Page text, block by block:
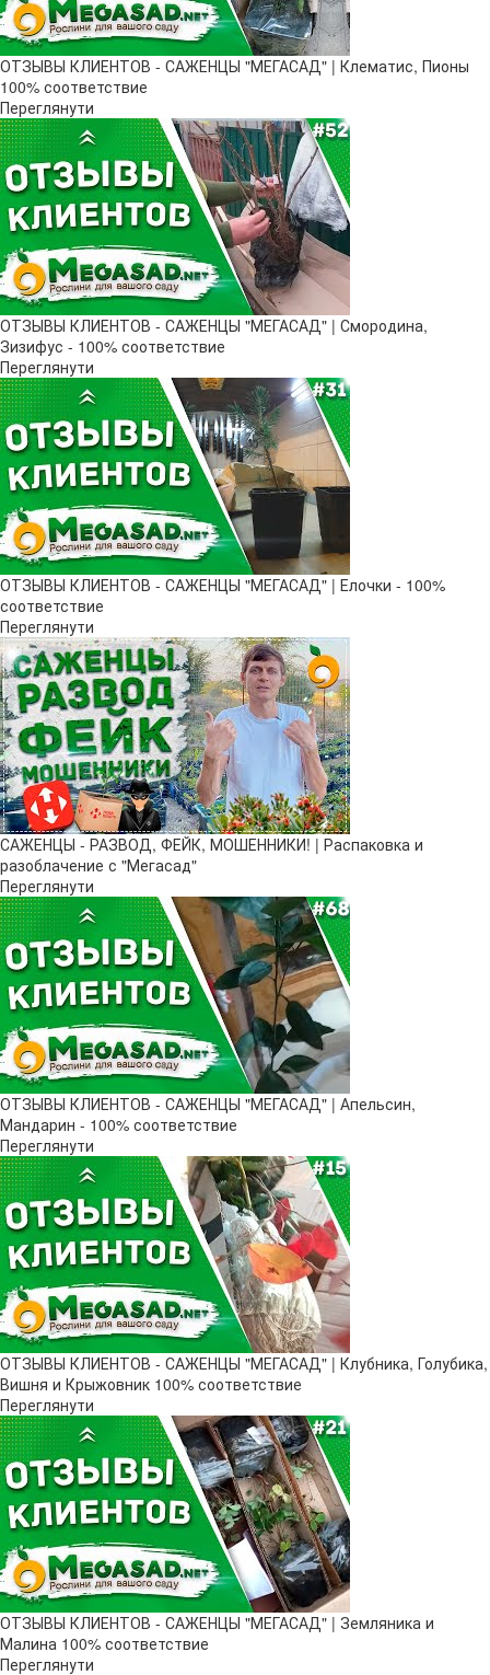
ОТЗЫВЫ КЛИЕНТОВ - САЖЕНЦЫ "МЕГАСАД" | Клематис, Пионы
100% соответствие
Переглянути
ОТЗЫВЫ КЛИЕНТОВ - САЖЕНЦЫ "МЕГАСАД" | Смородина,
Зизифус - 100% соответствие
Переглянути
ОТЗЫВЫ КЛИЕНТОВ - САЖЕНЦЫ "МЕГАСАД" | Елочки - 100%
соответствие
Переглянути
САЖЕНЦЫ - РАЗВОД, ФЕЙК, МОШЕННИКИ! | Распаковка и
разоблачение с "Мегасад"
Переглянути
ОТЗЫВЫ КЛИЕНТОВ - САЖЕНЦЫ "МЕГАСАД" | Апельсин,
Мандарин - 100% соответствие
Переглянути
ОТЗЫВЫ КЛИЕНТОВ - САЖЕНЦЫ "МЕГАСАД" | Клубника, Голубика,
Вишня и Крыжовник 100% соответствие
Переглянути
ОТЗЫВЫ КЛИЕНТОВ - САЖЕНЦЫ "МЕГАСАД" | Земляника и
Малина 100% соответствие
Переглянути